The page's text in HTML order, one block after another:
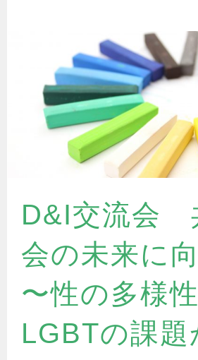
D&I交流会
会の未来に
〜性の多様性
LGBTの課題